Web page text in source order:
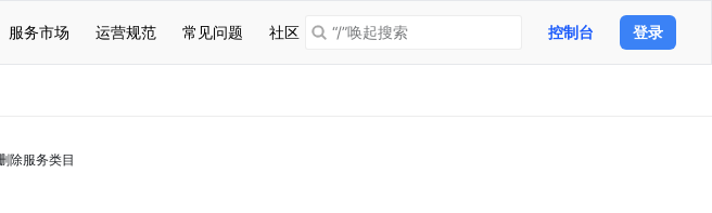
服务市场 运营规范 常见问题 社区 “/”唤起搜索 控制台 登录
除服务类目